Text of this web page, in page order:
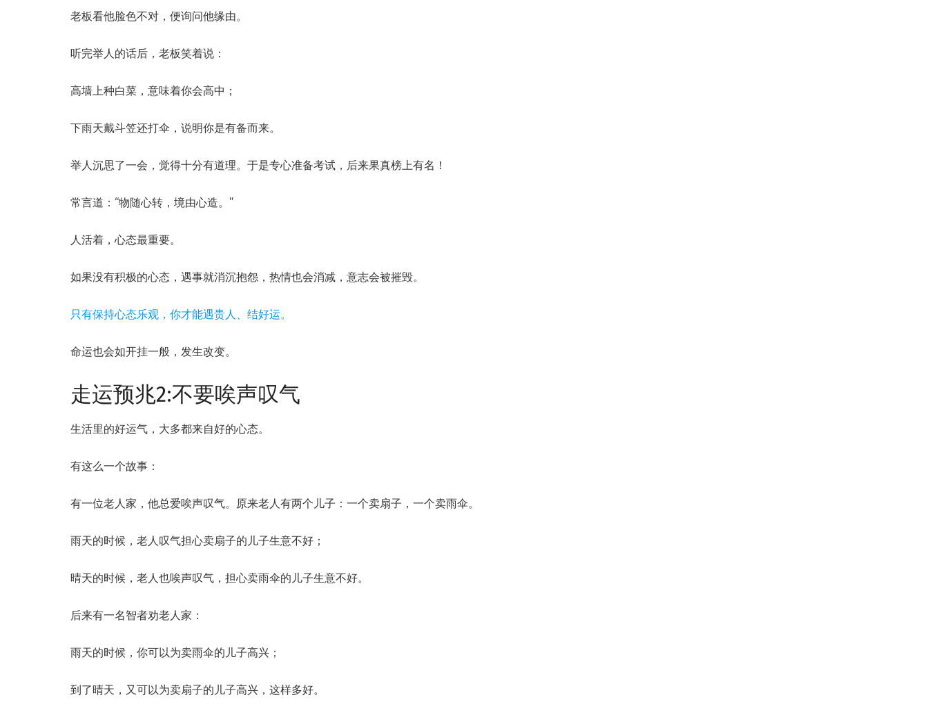
老板看他脸色不对，便询问他缘由。
听完举人的话后，老板笑着说：
高墙上种白菜，意味着你会高中；
下雨天戴斗笠还打伞，说明你是有备而来。
举人沉思了一会，觉得十分有道理。于是专心准备考试，后来果真榜上有名！
常言道：“物随心转，境由心造。”
人活着，心态最重要。
如果没有积极的心态，遇事就消沉抱怨，热情也会消减，意志会被摧毁。
只有保持心态乐观，你才能遇贵人、结好运。
命运也会如开挂一般，发生改变。
走运预兆2:不要唉声叹气
生活里的好运气，大多都来自好的心态。
有这么一个故事：
有一位老人家，他总爱唉声叹气。原来老人有两个儿子：一个卖扇子，一个卖雨伞。
雨天的时候，老人叹气担心卖扇子的儿子生意不好；
晴天的时候，老人也唉声叹气，担心卖雨伞的儿子生意不好。
后来有一名智者劝老人家：
雨天的时候，你可以为卖雨伞的儿子高兴；
到了晴天，又可以为卖扇子的儿子高兴，这样多好。